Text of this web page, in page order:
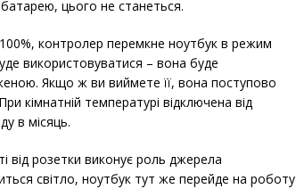
цього не станеться.
контролер перемкне ноутбук в режим
використовуватися – вона буде
Якщо ж ви виймете її, вона поступово
кімнатній температурі відключена від
в місяць.
від розетки виконує роль джерела
світло, ноутбук тут же перейде на роботу